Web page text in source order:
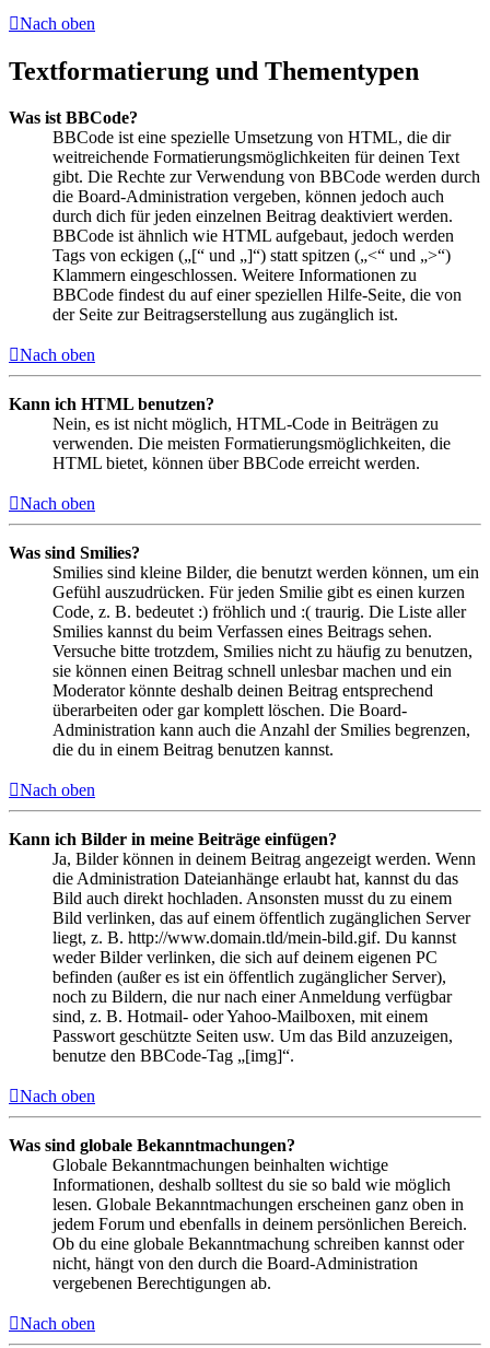
Nach oben
Textformatierung und Thementypen
Was ist BBCode?
BBCode ist eine spezielle Umsetzung von HTML, die dir
weitreichende Formatierungsmöglichkeiten für deinen Text
gibt. Die Rechte zur Verwendung von BBCode werden durch
die Board-Administration vergeben, können jedoch auch
durch dich für jeden einzelnen Beitrag deaktiviert werden.
BBCode ist ähnlich wie HTML aufgebaut, jedoch werden
Tags von eckigen („[“ und „]“) statt spitzen („<“ und „>“)
Klammern eingeschlossen. Weitere Informationen zu
BBCode findest du auf einer speziellen Hilfe-Seite, die von
der Seite zur Beitragserstellung aus zugänglich ist.
Nach oben
Kann ich HTML benutzen?
Nein, es ist nicht möglich, HTML-Code in Beiträgen zu
verwenden. Die meisten Formatierungsmöglichkeiten, die
HTML bietet, können über BBCode erreicht werden.
Nach oben
Was sind Smilies?
Smilies sind kleine Bilder, die benutzt werden können, um ein
Gefühl auszudrücken. Für jeden Smilie gibt es einen kurzen
Code, z. B. bedeutet :) fröhlich und :( traurig. Die Liste aller
Smilies kannst du beim Verfassen eines Beitrags sehen.
Versuche bitte trotzdem, Smilies nicht zu häufig zu benutzen,
sie können einen Beitrag schnell unlesbar machen und ein
Moderator könnte deshalb deinen Beitrag entsprechend
überarbeiten oder gar komplett löschen. Die Board-
Administration kann auch die Anzahl der Smilies begrenzen,
die du in einem Beitrag benutzen kannst.
Nach oben
Kann ich Bilder in meine Beiträge einfügen?
Ja, Bilder können in deinem Beitrag angezeigt werden. Wenn
die Administration Dateianhänge erlaubt hat, kannst du das
Bild auch direkt hochladen. Ansonsten musst du zu einem
Bild verlinken, das auf einem öffentlich zugänglichen Server
liegt, z. B. http://www.domain.tld/mein-bild.gif. Du kannst
weder Bilder verlinken, die sich auf deinem eigenen PC
befinden (außer es ist ein öffentlich zugänglicher Server),
noch zu Bildern, die nur nach einer Anmeldung verfügbar
sind, z. B. Hotmail- oder Yahoo-Mailboxen, mit einem
Passwort geschützte Seiten usw. Um das Bild anzuzeigen,
benutze den BBCode-Tag „[img]“.
Nach oben
Was sind globale Bekanntmachungen?
Globale Bekanntmachungen beinhalten wichtige
Informationen, deshalb solltest du sie so bald wie möglich
lesen. Globale Bekanntmachungen erscheinen ganz oben in
jedem Forum und ebenfalls in deinem persönlichen Bereich.
Ob du eine globale Bekanntmachung schreiben kannst oder
nicht, hängt von den durch die Board-Administration
vergebenen Berechtigungen ab.
Nach oben